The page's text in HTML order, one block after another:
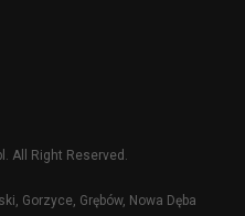
All Right Reserved.
Gorzyce, Grębów, Nowa Dęba